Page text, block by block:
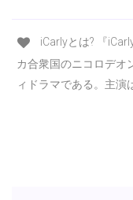
iCarlyとは? 『
カ合衆国のニコロデオ
ィドラマである。主演